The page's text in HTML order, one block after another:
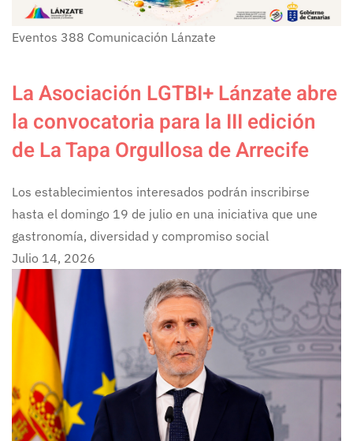
Eventos 388 Comunicación Lánzate
La Asociación LGTBI+ Lánzate abre
la convocatoria para la III edición
de La Tapa Orgullosa de Arrecife
Los establecimientos interesados podrán inscribirse
hasta el domingo 19 de julio en una iniciativa que une
gastronomía, diversidad y compromiso social
Julio 14, 2026